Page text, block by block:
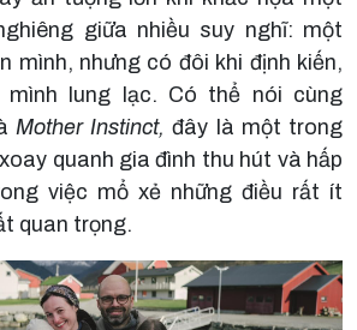
giữa nhiều suy nghĩ: một
mình, nhưng có đôi khi định kiến,
mình lung lạc. Có thể nói cùng
Mother Instinct, đây là một trong
quanh gia đình thu hút và hấp
việc mổ xẻ những điều rất ít
quan trọng.